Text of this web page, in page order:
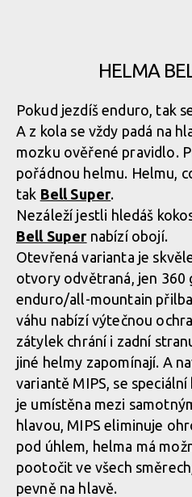
HELMA
Pokud jezdíš enduro, tak
A z kola se vždy padá na
mozku ověřené pravidlo.
pořádnou helmu. Helmu,
tak Bell Super.
Nezáleží jestli hledáš
Bell Supernabízí obojí.
Otevřená varianta je
otvory odvětraná, jen 360
enduro/all-mountain
váhu nabízí výtečnou
zátylek chrání i zadní
jiné helmy zapomínají. A
variantě MIPS, se
je umístěna mezi
hlavou, MIPS eliminuje
pod úhlem, helma má
pootočit ve všech
pevně na hlavě.